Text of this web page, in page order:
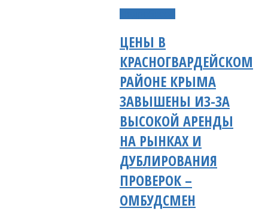
ЦЕНЫ В
КРАСНОГВАРДЕЙСКОМ
РАЙОНЕ КРЫМА
ЗАВЫШЕНЫ ИЗ-ЗА
ВЫСОКОЙ АРЕНДЫ
НА РЫНКАХ И
ДУБЛИРОВАНИЯ
ПРОВЕРОК –
ОМБУДСМЕН